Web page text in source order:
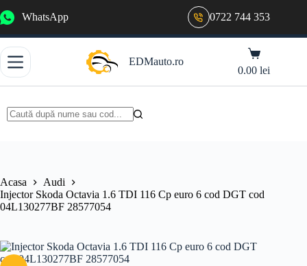
la
WhatsApp 0722 744 353
EDMauto.ro
Coș
de
cumpărături
0.00lei
Acasa
Audi
Injector Skoda Octavia 1.6 TDI 116 Cp euro 6 cod DGT cod
04L130277BF 28577054